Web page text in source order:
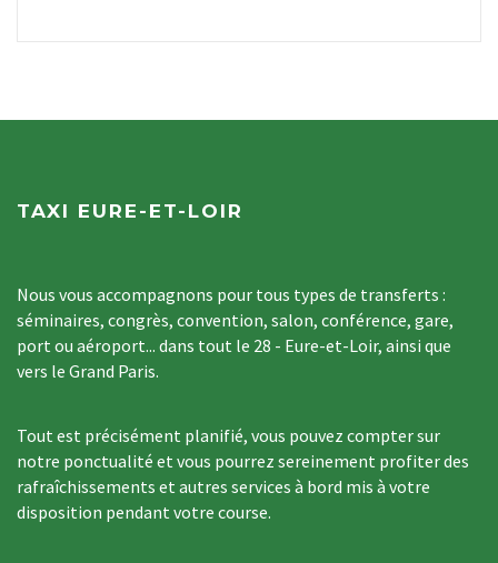
TAXI EURE-ET-LOIR
Nous vous accompagnons pour tous types de transferts :
séminaires, congrès, convention, salon, conférence, gare,
port ou aéroport... dans tout le 28 - Eure-et-Loir, ainsi que
vers le Grand Paris.
Tout est précisément planifié, vous pouvez compter sur
notre ponctualité et vous pourrez sereinement profiter des
rafraîchissements et autres services à bord mis à votre
disposition pendant votre course.